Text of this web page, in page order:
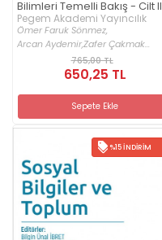
Bilimleri Temelli Bakış - Cilt II
Pegem Akademi Yayıncılık
Ömer Faruk Sönmez,
Arcan Aydemir,Zafer Çakmak...
765,00 TL
650,25 TL
Sepete Ekle
%15 İNDIRIM